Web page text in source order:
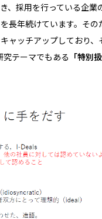
、採用を行っている企業
長年続けています。その
ャッチアップしており、
究テーマでもある 「特別